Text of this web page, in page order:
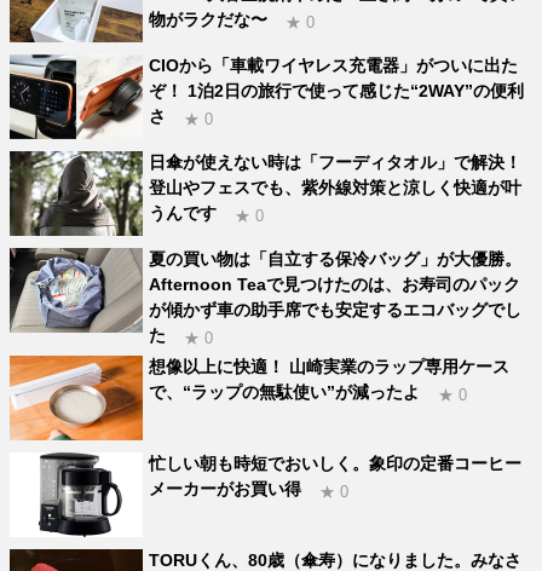
物がラクだな〜
★ 0
CIOから「車載ワイヤレス充電器」がついに出た
ぞ！ 1泊2日の旅行で使って感じた“2WAY”の便利
さ
★ 0
日傘が使えない時は「フーディタオル」で解決！
登山やフェスでも、紫外線対策と涼しく快適が叶
うんです
★ 0
夏の買い物は「自立する保冷バッグ」が大優勝。
Afternoon Teaで見つけたのは、お寿司のパック
が傾かず車の助手席でも安定するエコバッグでし
た
★ 0
想像以上に快適！ 山崎実業のラップ専用ケース
で、“ラップの無駄使い”が減ったよ
★ 0
忙しい朝も時短でおいしく。象印の定番コーヒー
メーカーがお買い得
★ 0
TORUくん、80歳（傘寿）になりました。みなさ